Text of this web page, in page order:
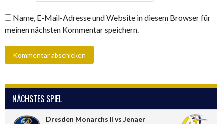
Name, E-Mail-Adresse und Website in diesem Browser für
meinen nächsten Kommentar speichern.
NÄCHSTES SPIEL
Dresden Monarchs II vs Jenaer